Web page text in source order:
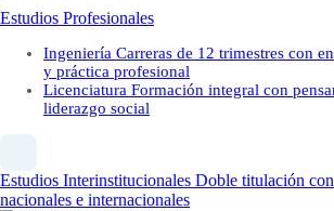
Estudios Profesionales
Ingeniería Carreras de 12 trimestres con
y práctica profesional
Licenciatura Formación integral con
liderazgo social
Estudios Interinstitucionales Doble titulación
nacionales e internacionales